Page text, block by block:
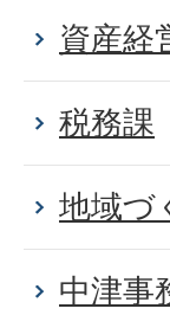
資産経
税務課
地域づ
中津事